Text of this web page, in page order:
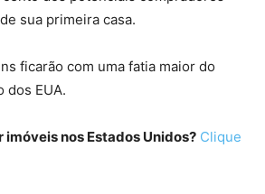
sua primeira casa.
ficarão com uma fatia maior do
dos EUA.
imóveis nos Estados Unidos? Clique